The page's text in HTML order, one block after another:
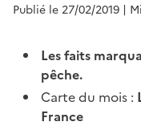
Publié le 27/02/2019 |
Les faits
pêche.
Carte du mois :
France